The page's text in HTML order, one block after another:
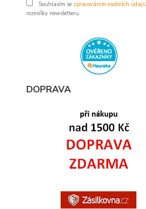
Souhlasím se zpracováním osobních údajů
rozesílky newsletteru.
DOPRAVA